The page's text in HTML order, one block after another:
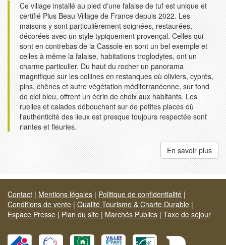
Ce village installé au pied d'une falaise de tuf est unique et
certifié Plus Beau Village de France depuis 2022. Les
maisons y sont particulièrement soignées, restaurées,
décorées avec un style typiquement provençal. Celles qui
sont en contrebas de la Cassole en sont un bel exemple et
celles à même la falaise, habitations troglodytes, ont un
charme particulier. Du haut du rocher un panorama
magnifique sur les collines en restanques où oliviers, cyprès,
pins, chênes et autre végétation méditerranéenne, sur fond
de ciel bleu, offrent un écrin de choix aux habitants. Les
ruelles et calades débouchant sur de petites places où
l'authenticité des lieux est presque toujours respectée sont
riantes et fleuries.
En savoir plus
Contact | Mentions légales | Politique de confidentialité |
Conditions de vente | Qualité Tourisme & Charte Durable |
Espace Presse | Plan du site | Marchés Publics | Taxe de séjour